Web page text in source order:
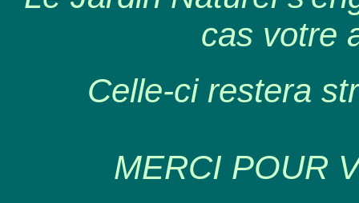
cas votre
Celle-ci restera
MERCI POUR